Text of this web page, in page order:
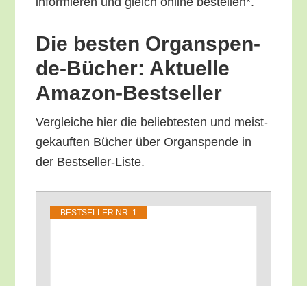
Die bes­ten Organ­spen­
de-Bücher: Aktu­el­le
Amazon-Bestseller
Ver­glei­che hier die belieb­tes­ten und meist­
ge­kauf­ten Bücher über Organ­spen­de in
der Bestseller-Liste.
BEST­SEL­LER NR. 1